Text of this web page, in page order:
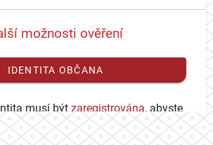
možnosti ověření
IDENTITA OBČANA
musí být zaregistrována, abyste
ke svému CAS účtu.